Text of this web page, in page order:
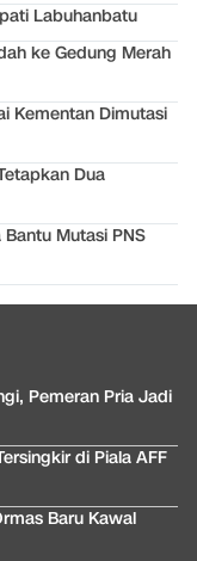
Labuhanbatu
ke Gedung Merah
Kementan Dimutasi
Dua
Mutasi PNS
Pemeran Pria Jadi
di Piala AFF
Baru Kawal